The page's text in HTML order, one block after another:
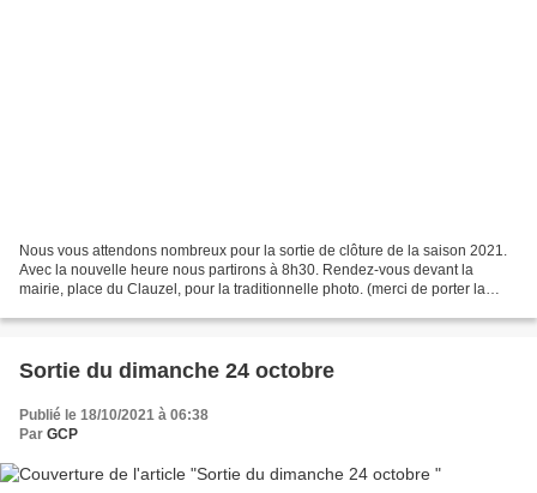
Nous vous attendons nombreux pour la sortie de clôture de la saison 2021.
Avec la nouvelle heure nous partirons à 8h30. Rendez-vous devant la
mairie, place du Clauzel, pour la traditionnelle photo. (merci de porter la
Sortie du dimanche 24 octobre
Publié le 18/10/2021 à 06:38
Par GCP